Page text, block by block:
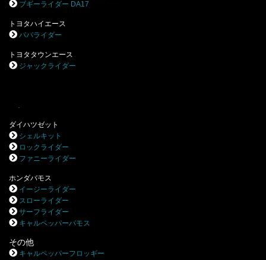
ブギーライダー DA17
トヨタハイエース
パパライダー
トヨタタウンエース
ジャックライダー
ダイハツゼット
シェルキット
ロックライダー
ファニーライダー
ホンダバモス
イージーライダー
スローライダー
サーフライダー
キャルペッパーバモス
その他
キャルペッパーフロッギー